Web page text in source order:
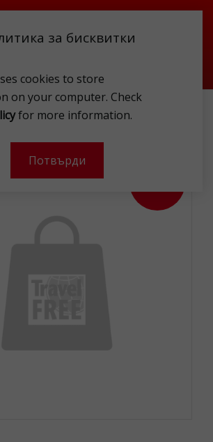
за бисквитки
cookies to store
on your computer. Check
for more information.
Потвърди
ЧАНТИ
ДАМСКИ ЧАНТИ
991 CSO